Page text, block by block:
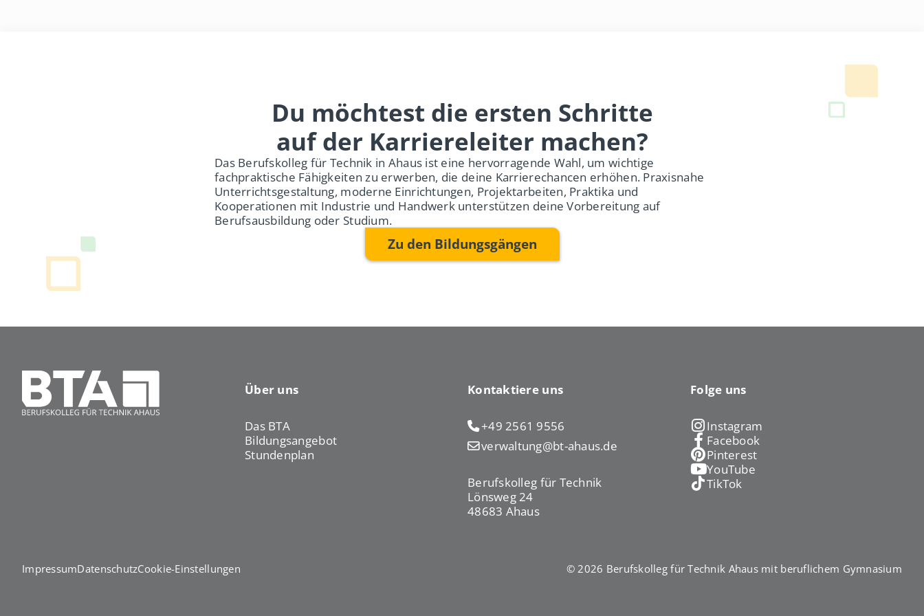
Du möchtest die ersten Schritte
auf der Karriereleiter machen?
Das Berufskolleg für Technik in Ahaus ist eine hervorragende Wahl, um wichtige
fachpraktische Fähigkeiten zu erwerben, die deine Karrierechancen erhöhen. Praxisnahe
Unterrichtsgestaltung, moderne Einrichtungen, Projektarbeiten, Praktika und
Kooperationen mit Industrie und Handwerk unterstützen deine Vorbereitung auf
Berufsausbildung oder Studium.
Zu den Bildungsgängen
Über uns
Das BTA
Bildungsangebot
Stundenplan
Kontaktiere uns
+49 2561 9556
verwaltung@bt-ahaus.de
Berufskolleg für Technik
Lönsweg 24
48683 Ahaus
Folge uns
Instagram
Facebook
Pinterest
YouTube
TikTok
ImpressumDatenschutzCookie-Einstellungen © 2026 Berufskolleg für Technik Ahaus mit beruflichem Gymnasium